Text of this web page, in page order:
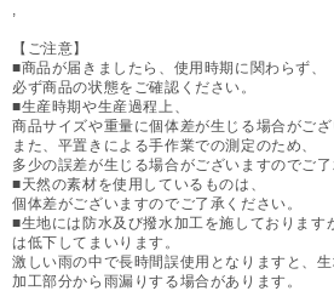
【ご注意】
■商品が届きましたら、使用時期に関わらず、
必ず商品の状態をご確認ください。
■生産時期や生産過程上、
商品サイズや重量に個体差が生じる場合がござ
また、平置きによる手作業での測定のため、
多少の誤差が生じる場合がございますのでご了
■天然の素材を使用しているものは、
個体差がございますのでご了承ください。
■生地には防水及び撥水加工を施しております
は低下してまいります。
激しい雨の中で長時間誤使用となりますと、
加工部分から雨漏りする場合があります。